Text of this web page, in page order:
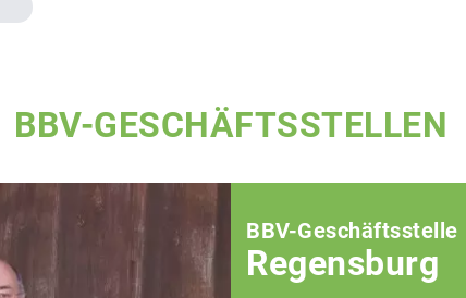
BBV-GESCHÄFTSSTELLEN
BBV-Geschäftsstelle
Regensburg